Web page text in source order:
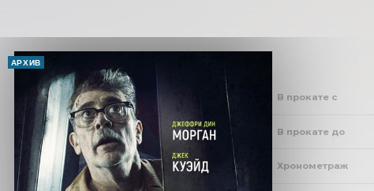
АРХИВ
В прокате с
В прокате до
Хронометраж